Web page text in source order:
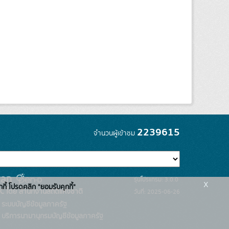
จำนวนผู้เข้าชม 2239615
โดย สำนักงานสถิติแห่งชาติ
รุ่นโปรแกรม: 3.0.0
วันที่: 2025-06-26
กี้ โปรดคลิก "ยอมรับคุกกี้" x